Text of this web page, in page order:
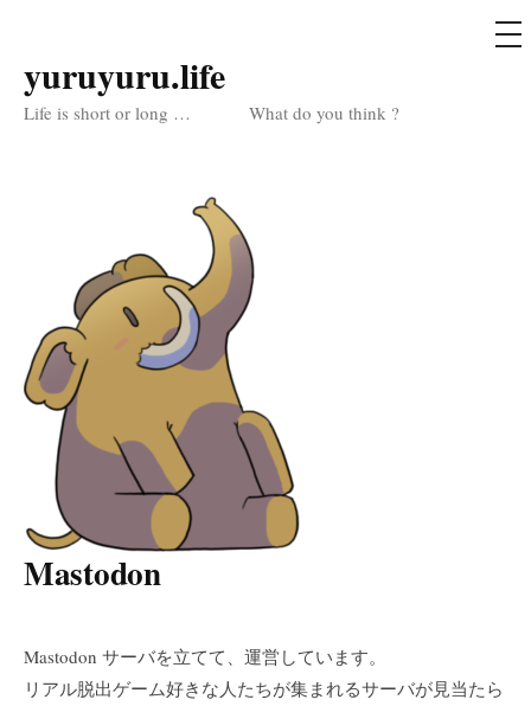
コ
ン
プ
yuruyuru.life
Life is short or long … What do you think ?
メ
ニ
Mastodon
Mastodon サーバを立てて、運営しています。
リアル脱出ゲーム好きな人たちが集まれるサーバが見当たら